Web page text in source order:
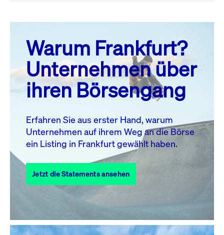
August 26
MO. DI. MI. DO. FR. SA. SO.
1
2
3
4 5 6 7 8
17 18 19 20 21 22
23
27 28
31
Alle Events
Warum Frankfurt?
Unternehmen über
ihren Börsengang
Erfahren Sie aus erster Hand, warum
Unternehmen auf ihrem Weg an die Börse
ein Listing in Frankfurt gewählt haben.
Jetzt die Statements ansehen